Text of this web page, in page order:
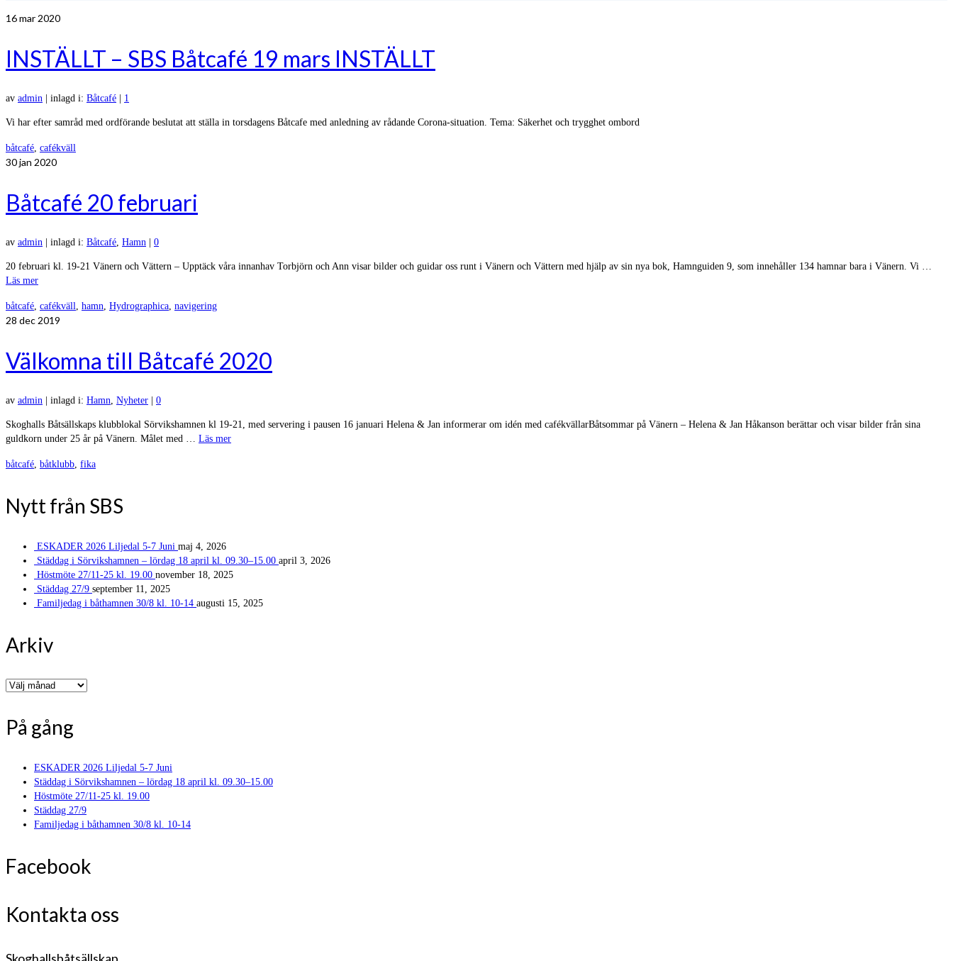
16mar 2020
INSTÄLLT – SBS Båtcafé 19 mars INSTÄLLT
av admin inlagd i: Båtcafé 1
Vi har efter samråd med ordförande beslutat att ställa in torsdagens Båtcafe med anledning av rådande Corona-situation. Tema: Säkerhet och trygghet ombord
båtcafé, cafékväll
30jan 2020
Båtcafé 20 februari
av admin inlagd i: Båtcafé, Hamn 0
20 februari kl. 19-21 Vänern och Vättern – Upptäck våra innanhav Torbjörn och Ann visar bilder och guidar oss runt i Vänern och Vättern med hjälp av sin nya bok, Hamnguiden 9, som innehåller 134 hamnar bara i Vänern. Vi …
Läs mer
båtcafé, cafékväll, hamn, Hydrographica, navigering
28 dec 2019
Välkomna till Båtcafé 2020
av admin inlagd i: Hamn, Nyheter 0
Skoghalls Båtsällskaps klubblokal Sörvikshamnen kl 19-21, med servering i pausen 16 januari Helena & Jan informerar om idén med cafékvällarBåtsommar på Vänern – Helena & Jan Håkanson berättar och visar bilder från sina
guldkorn under 25 år på Vänern. Målet med … Läs mer
båtcafé, båtklubb, fika
Nytt från SBS
ESKADER 2026 Liljedal 5-7 Juni maj 4, 2026
Städdag i Sörvikshamnen – lördag 18 april kl. 09.30–15.00 april 3, 2026
Höstmöte 27/11-25 kl. 19.00 november 18, 2025
Städdag 27/9 september 11, 2025
Familjedag i båthamnen 30/8 kl. 10-14 augusti 15, 2025
Arkiv
Arkiv
På gång
ESKADER 2026 Liljedal 5-7 Juni
Städdag i Sörvikshamnen – lördag 18 april kl. 09.30–15.00
Höstmöte 27/11-25 kl. 19.00
Städdag 27/9
Familjedag i båthamnen 30/8 kl. 10-14
Facebook
Kontakta oss